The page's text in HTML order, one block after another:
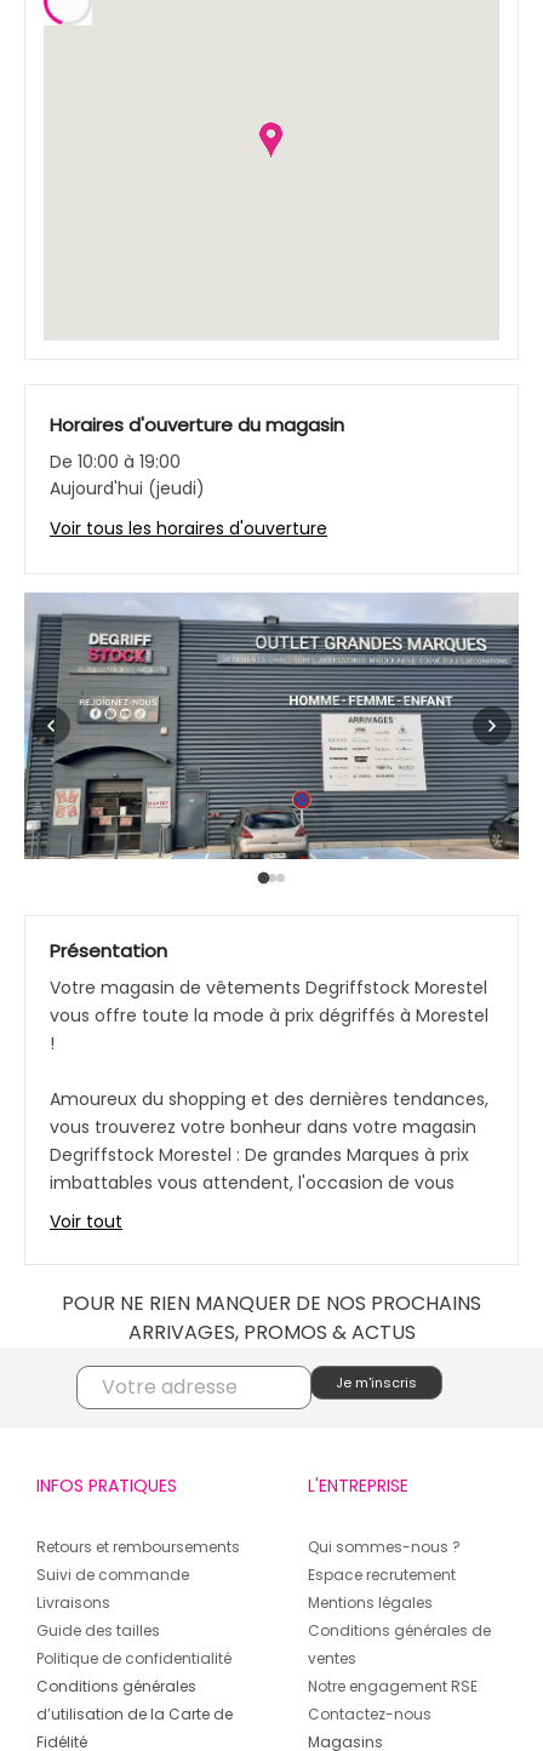
Horaires d'ouverture du magasin
De 10:00 à 19:00
Aujourd'hui (jeudi)
Voir tous les horaires d'ouverture
Présentation
Votre magasin de vêtements Degriffstock Morestel
vous offre toute la mode à prix dégriffés à Morestel
!
Amoureux du shopping et des dernières tendances,
vous trouverez votre bonheur dans votre magasin
Degriffstock Morestel : De grandes Marques à prix
imbattables vous attendent, l'occasion de vous
faire plaisir en maîtrisant votre budget ! T-shirts,
pulls, chaussures, doudounes, maillots de bain,
l’expérience des grandes marques à prix
raisonnables.
Une envie spéciale, un look particulier, un
changement de garde-robe ? A chaque saison,
Votre magasin Degriffstock Morestel ne cessera de
à prix cassés et ses nouvelles collections pour
femme, homme et enfant.
Degriffstock Morestel s’engage à vous fournir le
meilleur service aux meilleurs prix toute l’année sur
une large sélection de vêtements et d’accessoires
de marque. Rendez-vous facilement dans votre
magasin d’Morestel : accès facile et parking gratuit.
Voir tout
POUR NE RIEN MANQUER DE NOS PROCHAINS
ARRIVAGES, PROMOS & ACTUS
INFOS PRATIQUES
Retours et remboursements
Suivi de commande
Livraisons
Guide des tailles
Politique de confidentialité
Conditions générales
d’utilisation de la Carte de
Fidélité
L'ENTREPRISE
Qui sommes-nous ?
Espace recrutement
Mentions légales
Conditions générales de
ventes
Notre engagement RSE
Contactez-nous
Magasins